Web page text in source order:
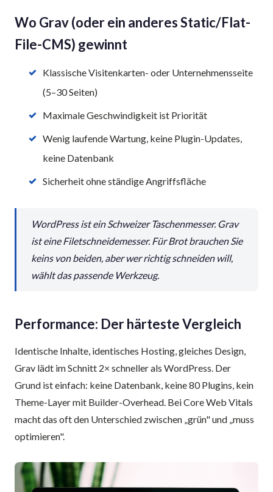
Wo Grav (oder ein anderes Static/Flat-
File-CMS) gewinnt
Klassische Visitenkarten- oder Unternehmens­seite
(5–30 Seiten)
Maximale Geschwindigkeit ist Priorität
Wenig laufende Wartung, keine Plugin-Updates,
keine Datenbank
Sicherheit ohne ständige Angriffs­fläche
WordPress ist ein Schweizer Taschenmesser. Grav
ist eine Filet­schneide­messer. Für Brot brauchen Sie
keins von beiden, aber wer richtig schneiden will,
wählt das passende Werkzeug.
Performance: Der härteste Vergleich
Identische Inhalte, identisches Hosting, gleiches Design,
Grav lädt im Schnitt 2× schneller als WordPress. Der
Grund ist einfach: keine Datenbank, keine 80 Plugins, kein
Theme-Layer mit Builder-Overhead. Bei Core Web Vitals
macht das oft den Unterschied zwischen „grün" und „muss
optimieren".